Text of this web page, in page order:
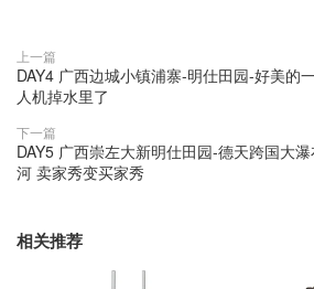
上一篇
DAY4 广西边城小镇浦寨-明仕田园-好美的
人机掉水里了
下一篇
DAY5 广西崇左大新明仕田园-德天跨国大
河 卖家秀变买家秀
相关推荐